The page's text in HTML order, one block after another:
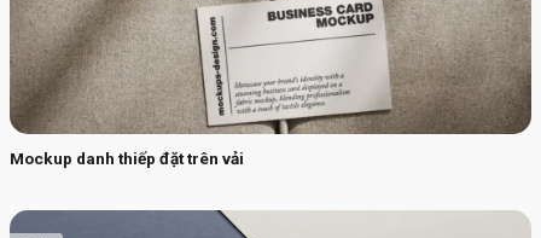
Mockup danh thiếp đặt trên vải